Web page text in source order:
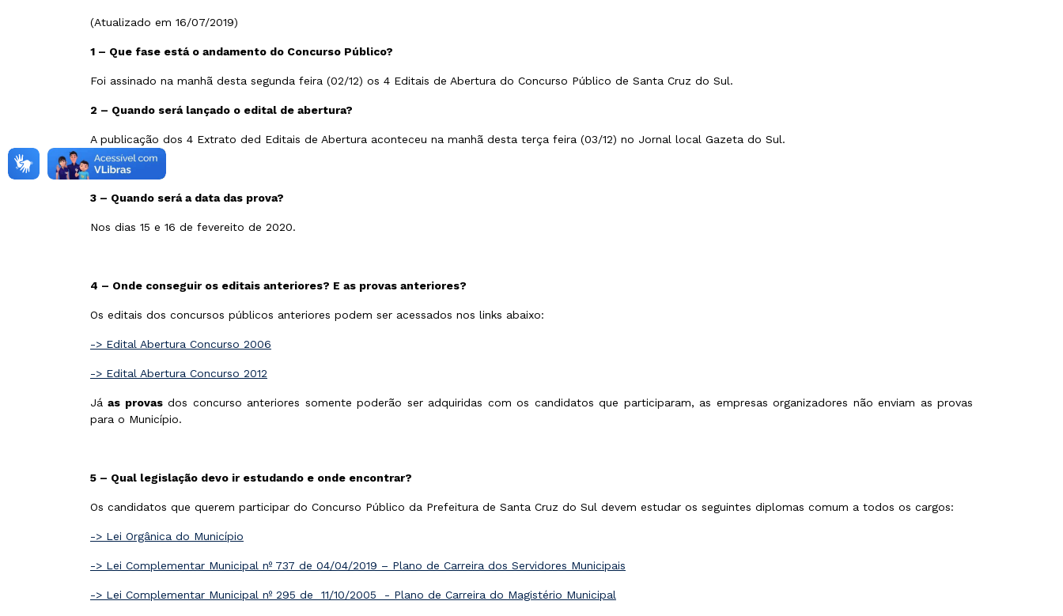
(Atualizado em 16/07/2019)
1 – Que fase está o andamento do Concurso Público?
Foi assinado na manhã desta segunda feira (02/12) os 4 Editais de Abertura do Concurso Público de Santa Cruz do Sul.
2 – Quando será lançado o edital de abertura?
A publicação dos 4 Extrato ded Editais de Abertura aconteceu na manhã desta terça feira (03/12) no Jornal local Gazeta do Sul.
3 – Quando será a data das prova?
Nos dias 15 e 16 de fevereito de 2020.
4 – Onde conseguir os editais anteriores? E as provas anteriores?
Os editais dos concursos públicos anteriores podem ser acessados nos links abaixo:
-> Edital Abertura Concurso 2006
-> Edital Abertura Concurso 2012
Jáas provasdos concurso anteriores somente poderão ser adquiridas com os candidatos que participaram, as empresas organizadores não enviam as provas
para o Município.
5 – Qual legislação devo ir estudando e onde encontrar?
Os candidatos que querem participar do Concurso Público da Prefeitura de Santa Cruz do Sul devem estudar os seguintes diplomas comum a todos os cargos:
-> Lei Orgânica do Município
-> Lei Complementar Municipal nº 737 de 04/04/2019 – Plano de Carreira dos Servidores Municipais
-> Lei Complementar Municipal nº 295 de 11/10/2005 - Plano de Carreira do Magistério Municipal